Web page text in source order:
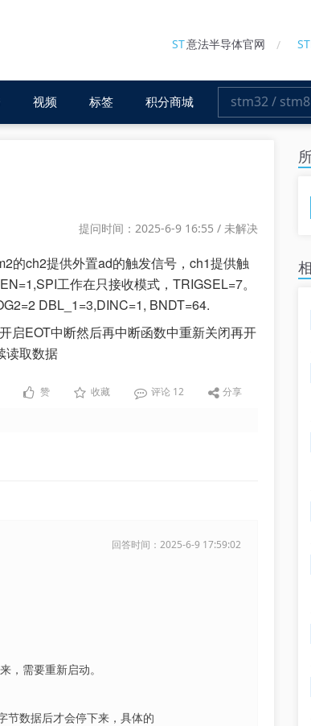
ST意法半导体官网
视频 标签 积分商城
提问时间：2025-6-9 16:55 / 未解决
的ch2提供外置ad的触发信号，ch1提供触
工作在只接收模式，TRIGSEL=7。
DBL_1=3,DINC=1, BNDT=64.
启EOT中断然后再中断函数中重新关闭再开
读取数据
赞 收藏 评论 12 分享
回答时间：2025-6-9 17:59:02
，需要重新启动。
节数据后才会停下来，具体的